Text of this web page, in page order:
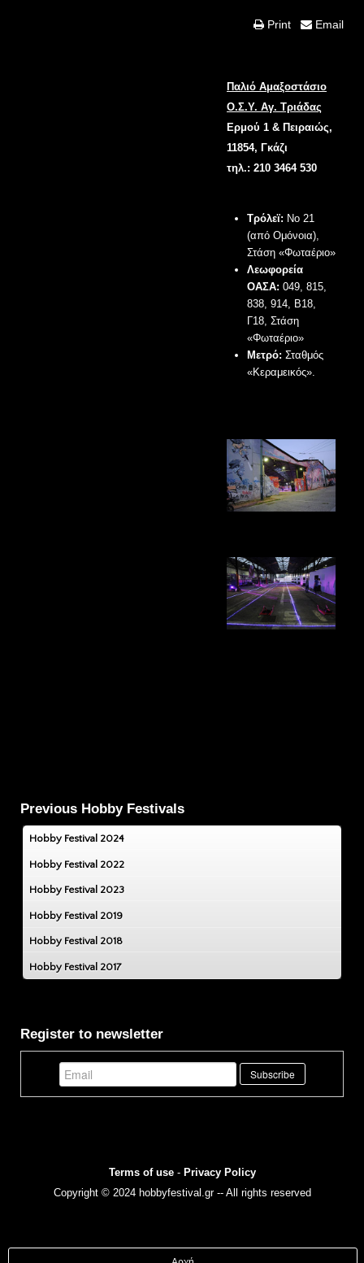
Print Email
Παλιό Αμαξοστάσιο
Ο.Σ.Υ. Αγ. Τριάδας
Ερμού 1 & Πειραιώς,
11854, Γκάζι
τηλ.: 210 3464 530
Τρόλεϊ: Νο 21
(από Ομόνοια),
Στάση «Φωταέριο»
Λεωφορεία
ΟΑΣΑ: 049, 815,
838, 914, B18,
Γ18, Στάση
«Φωταέριο»
Μετρό: Σταθμός
«Κεραμεικός».
Previous Hobby Festivals
Hobby Festival 2024
Hobby Festival 2022
Hobby Festival 2023
Hobby Festival 2019
Hobby Festival 2018
Hobby Festival 2017
Register to newsletter
Terms of use- Privacy Policy
Copyright © 2024 hobbyfestival.gr -- All rights reserved